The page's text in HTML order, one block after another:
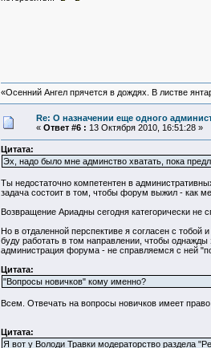
«Осенний Ангел прячется в дождях. В листве
Re: О назначении еще одного
« Ответ #6 : 13 Октября 2010, 16:51:28 »
Цитата:
Эх, надо было мне админство хватать, пока
Ты недостаточно компетентен в
задача состоит в том, чтобы форум выжил - как
Возвращение Ариадны сегодня категорически не
Но в отдаленной перспективе я согласен с
буду работать в том направлении, чтобы
администрация форума - не справляемся с ней
Цитата:
"Вопросы новичков" кому именно?
Всем. Отвечать на вопросы новичков имеет
Цитата:
Я вот у Володи Травки модераторство раздела